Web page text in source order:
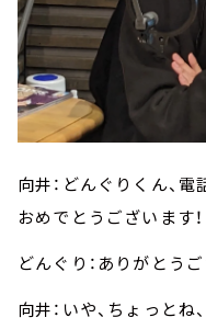
向井：どんぐりくん、電
おめでとうございます！
どんぐり：ありがとうご
向井：いや、ちょっと